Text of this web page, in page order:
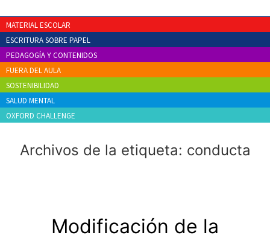
MATERIAL ESCOLAR
ESCRITURA SOBRE PAPEL
PEDAGOGÍA Y CONTENIDOS
FUERA DEL AULA
SOSTENIBILIDAD
SALUD MENTAL
OXFORD CHALLENGE
Archivos de la etiqueta: conducta
Modificación de la